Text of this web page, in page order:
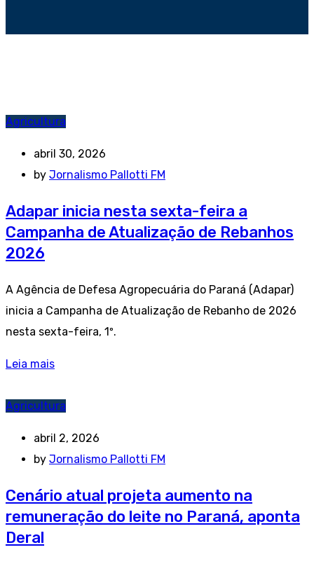
Agricultura
abril 30, 2026
by Jornalismo Pallotti FM
Adapar inicia nesta sexta-feira a
Campanha de Atualização de Rebanhos
2026
A Agência de Defesa Agropecuária do Paraná (Adapar)
inicia a Campanha de Atualização de Rebanho de 2026
nesta sexta-feira, 1º.
Leia mais
Agricultura
abril 2, 2026
by Jornalismo Pallotti FM
Cenário atual projeta aumento na
remuneração do leite no Paraná, aponta
Deral